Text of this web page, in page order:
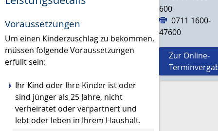
Voraussetzungen
Um einen Kinderzuschlag zu bekommen,
müssen folgende Voraussetzungen
erfüllt sein:
Ihr Kind oder Ihre Kinder ist oder
sind jünger als 25 Jahre, nicht
verheiratet oder verpartnert und
lebt oder leben in Ihrem Haushalt.
600
0711 1600-
47600
Zur Online-